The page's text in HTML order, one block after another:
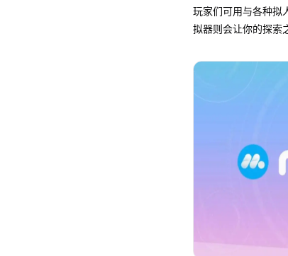
玩家们可用与各种拟
拟器则会让你的探索